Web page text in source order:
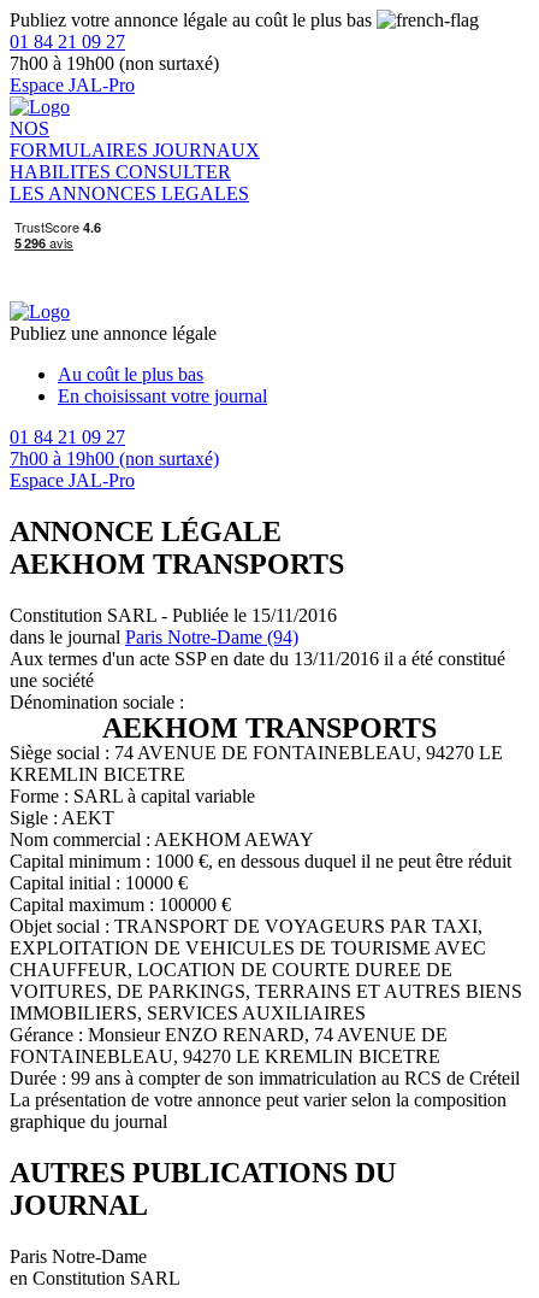
Publiez votre annonce légale au coût le plus bas
01 84 21 09 27
7h00 à 19h00 (non surtaxé)
Espace JAL-Pro
NOS
FORMULAIRES JOURNAUX
HABILITES CONSULTER
LES ANNONCES LEGALES
Publiez une annonce légale
Au coût le plus bas
En choisissant votre journal
01 84 21 09 27
7h00 à 19h00 (non surtaxé)
Espace JAL-Pro
ANNONCE LÉGALE
AEKHOM TRANSPORTS
Constitution SARL - Publiée le 15/11/2016
dans le journal Paris Notre-Dame (94)
Aux termes d'un acte SSP en date du 13/11/2016 il a été constitué
une société
Dénomination sociale :
AEKHOM TRANSPORTS
Siège social : 74 AVENUE DE FONTAINEBLEAU, 94270 LE
KREMLIN BICETRE
Forme : SARL à capital variable
Sigle : AEKT
Nom commercial : AEKHOM AEWAY
Capital minimum : 1000 €, en dessous duquel il ne peut être réduit
Capital initial : 10000 €
Capital maximum : 100000 €
Objet social : TRANSPORT DE VOYAGEURS PAR TAXI,
EXPLOITATION DE VEHICULES DE TOURISME AVEC
CHAUFFEUR, LOCATION DE COURTE DUREE DE
VOITURES, DE PARKINGS, TERRAINS ET AUTRES BIENS
IMMOBILIERS, SERVICES AUXILIAIRES
Gérance : Monsieur ENZO RENARD, 74 AVENUE DE
FONTAINEBLEAU, 94270 LE KREMLIN BICETRE
Durée : 99 ans à compter de son immatriculation au RCS de Créteil
La présentation de votre annonce peut varier selon la composition
graphique du journal
AUTRES PUBLICATIONS DU
JOURNAL
Paris Notre-Dame
en Constitution SARL